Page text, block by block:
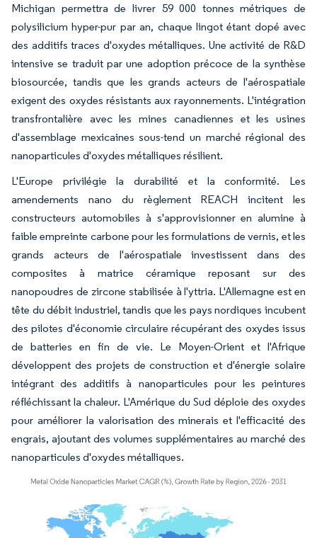
Michigan permettra de livrer 59 000 tonnes métriques de
polysilicium hyper-pur par an, chaque lingot étant dopé avec
des additifs traces d'oxydes métalliques. Une activité de R&D
intensive se traduit par une adoption précoce de la synthèse
biosourcée, tandis que les grands acteurs de l'aérospatiale
exigent des oxydes résistants aux rayonnements. L'intégration
transfrontalière avec les mines canadiennes et les usines
d'assemblage mexicaines sous-tend un marché régional des
nanoparticules d'oxydes métalliques résilient.
L'Europe privilégie la durabilité et la conformité. Les
amendements nano du règlement REACH incitent les
constructeurs automobiles à s'approvisionner en alumine à
faible empreinte carbone pour les formulations de vernis, et les
grands acteurs de l'aérospatiale investissent dans des
composites à matrice céramique reposant sur des
nanopoudres de zircone stabilisée à l'yttria. L'Allemagne est en
tête du débit industriel, tandis que les pays nordiques incubent
des pilotes d'économie circulaire récupérant des oxydes issus
de batteries en fin de vie. Le Moyen-Orient et l'Afrique
développent des projets de construction et d'énergie solaire
intégrant des additifs à nanoparticules pour les peintures
réfléchissant la chaleur. L'Amérique du Sud déploie des oxydes
pour améliorer la valorisation des minerais et l'efficacité des
engrais, ajoutant des volumes supplémentaires au marché des
nanoparticules d'oxydes métalliques.